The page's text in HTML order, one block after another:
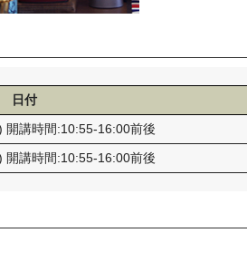
日付
開講時間:10:55-16:00前後
開講時間:10:55-16:00前後